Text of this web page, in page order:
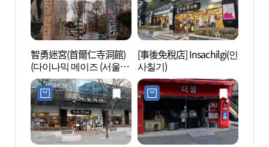
智勇迷宮(首爾仁寺洞館)
(다이나믹 메이즈 (서울 인
사동점))
[事後免稅店] Insachilgi(인
사칠기)